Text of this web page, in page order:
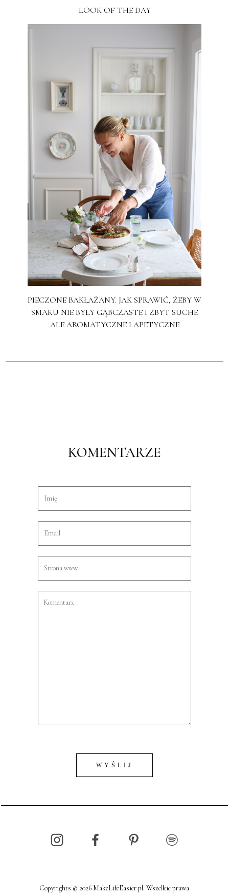
LOOK OF THE DAY
PIECZONE BAKŁAŻANY. JAK SPRAWIĆ, ŻEBY W
SMAKU NIE BYŁY GĄBCZASTE I ZBYT SUCHE
ALE AROMATYCZNE I APETYCZNE
KOMENTARZE
Copyrights © 2026 MakeLifeEasier.pl. Wszelkie prawa